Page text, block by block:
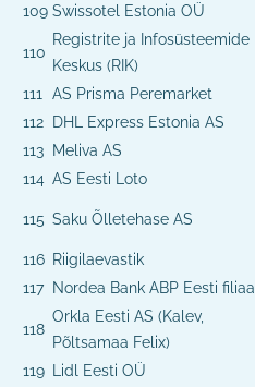
109 Swissotel Estonia OÜ
110
Registrite ja Infosüsteemide
Keskus (RIK)
111
AS Prisma Peremarket
112
DHL Express Estonia AS
113
Meliva AS
114 AS Eesti Loto
115 Saku Õlletehase AS
116 Riigilaevastik
117
Nordea Bank ABP Eesti filiaal
118
Orkla Eesti AS (Kalev,
Põltsamaa Felix)
119
Lidl Eesti OÜ